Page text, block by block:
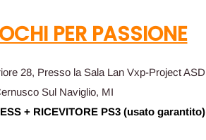
PER PASSIONE
28, Presso la Sala Lan Vxp-Project ASD
Sul Naviglio, MI
+ RICEVITORE PS3 (usato garantito)